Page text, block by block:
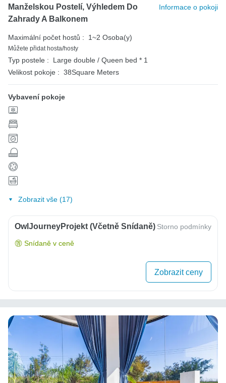
Manželskou Postelí, Výhledem Do
Zahrady A Balkonem
Informace o pokoji
Maximální počet hostů : 1~2 Osoba(y)
Můžete přidat hosta/hosty
Typ postele :
Large double / Queen bed * 1
Velikost pokoje : 38Square Meters
Vybavení pokoje
Zobrazit vše (17)
OwlJourneyProjekt (včetně Snídaně) Storno podmínky
Snídaně v ceně
Zobrazit ceny